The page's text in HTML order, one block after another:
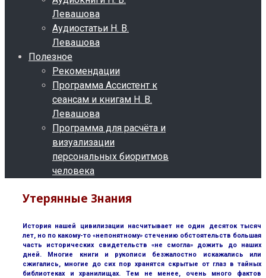
Левашова
Аудиостатьи Н. В.
Левашова
Полезное
Рекомендации
Программа Ассистент к
сеансам и книгам Н. В.
Левашова
Программа для расчёта и
визуализации
персональных биоритмов
человека
Утерянные Знания
История нашей цивилизации насчитывает не один десяток тысяч
лет, но по какому-то «непонятному» стечению обстоятельств большая
часть исторических свидетельств «не смогла» дожить до наших
дней. Многие книги и рукописи безжалостно искажались или
сжигались, многие до сих пор хранятся скрытые от глаз в тайных
библиотеках и хранилищах. Тем не менее, очень много фактов